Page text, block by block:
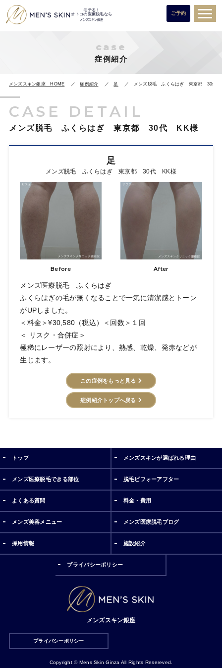
モテる！
オトコの医療脱毛なら
メンズスキン銀座
ご予約
case
症例紹介
メンズスキン銀座 HOME 症例紹介 足 メンズ脱毛 ふくらはぎ 東京都 30代
CASE DETAIL
メンズ脱毛 ふくらはぎ 東京都 30代 KK様
足
メンズ脱毛 ふくらはぎ 東京都 30代 KK様
Before After
メンズ医療脱毛 ふくらはぎ
ふくらはぎの毛が無くなることで一気に清潔感とトーン
がUPしました。
＜料金＞¥30,580（税込）＜回数＞１回
＜ リスク・合併症＞
極稀にレーザーの照射により、熱感、乾燥、発赤などが
生じます。
この症例をもっと見る
症例紹介トップへ戻る
トップ メンズスキンが選ばれる理由
メンズ医療脱毛できる部位 脱毛ビフォーアフター
よくある質問 料金・費用
メンズ美容メニュー メンズ医療脱毛ブログ
採用情報 施設紹介
プライバシーポリシー
メンズスキン銀座
プライバシーポリシー
Copyright © Mens Skin Ginza All Rights Resereved.